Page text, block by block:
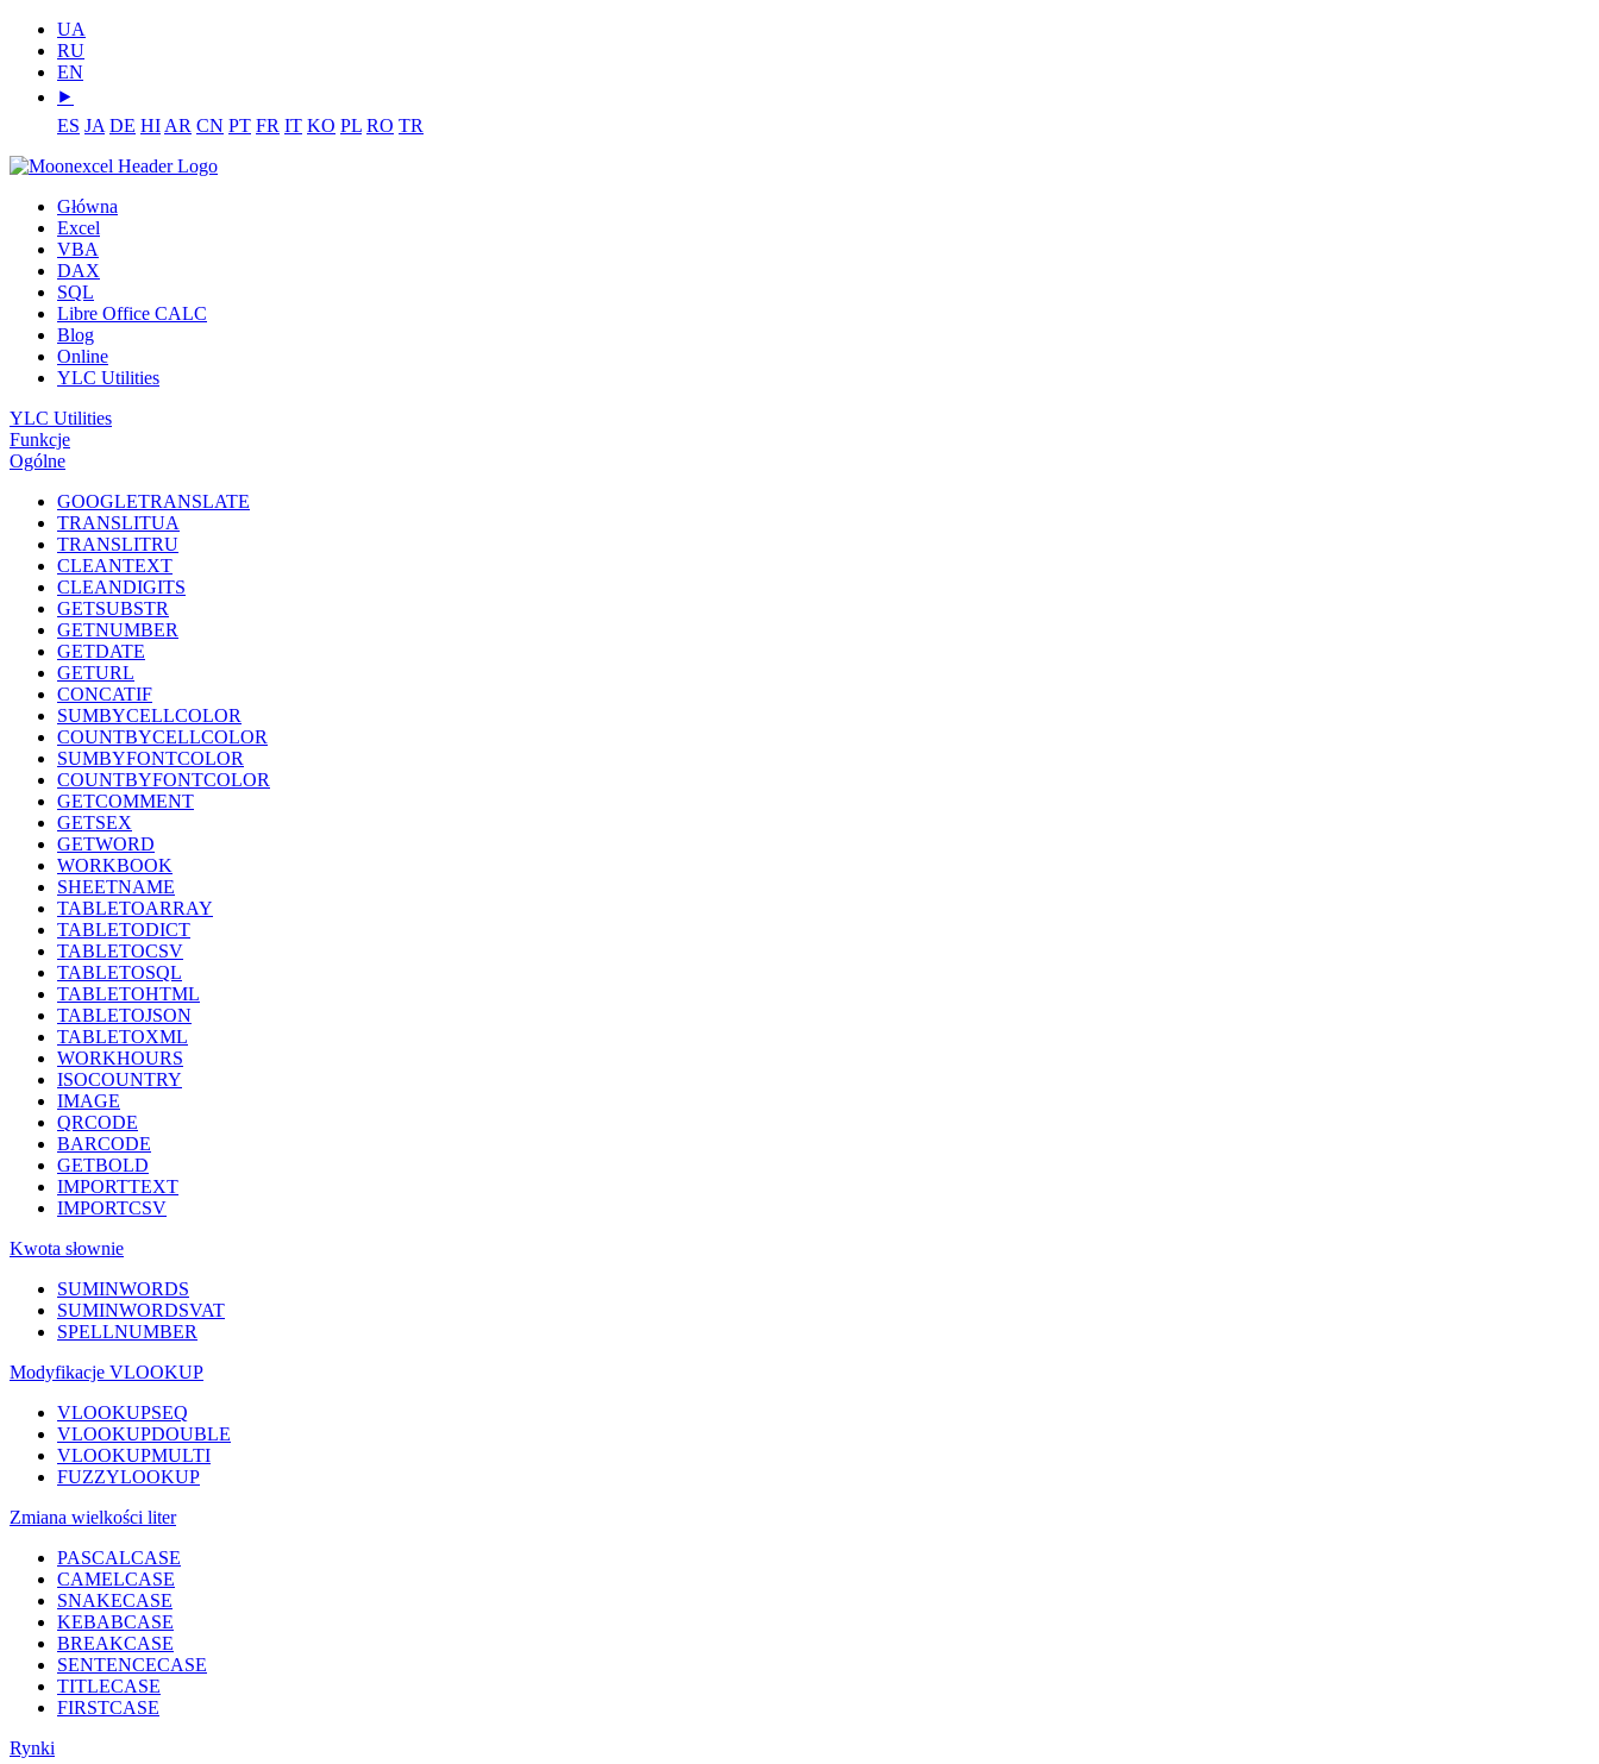
UA
RU
EN
⯈
ES JA DE HI AR CN PT FR IT KO PL RO TR
Główna
Excel
VBA
DAX
SQL
Libre Office CALC
Blog
Online
YLC Utilities
YLC Utilities
Funkcje
Ogólne
GOOGLETRANSLATE
TRANSLITUA
TRANSLITRU
CLEANTEXT
CLEANDIGITS
GETSUBSTR
GETNUMBER
GETDATE
GETURL
CONCATIF
SUMBYCELLCOLOR
COUNTBYCELLCOLOR
SUMBYFONTCOLOR
COUNTBYFONTCOLOR
GETCOMMENT
GETSEX
GETWORD
WORKBOOK
SHEETNAME
TABLETOARRAY
TABLETODICT
TABLETOCSV
TABLETOSQL
TABLETOHTML
TABLETOJSON
TABLETOXML
WORKHOURS
ISOCOUNTRY
IMAGE
QRCODE
BARCODE
GETBOLD
IMPORTTEXT
IMPORTCSV
Kwota słownie
SUMINWORDS
SUMINWORDSVAT
SPELLNUMBER
Modyfikacje VLOOKUP
VLOOKUPSEQ
VLOOKUPDOUBLE
VLOOKUPMULTI
FUZZYLOOKUP
Zmiana wielkości liter
PASCALCASE
CAMELCASE
SNAKECASE
KEBABCASE
BREAKCASE
SENTENCECASE
TITLECASE
FIRSTCASE
Rynki